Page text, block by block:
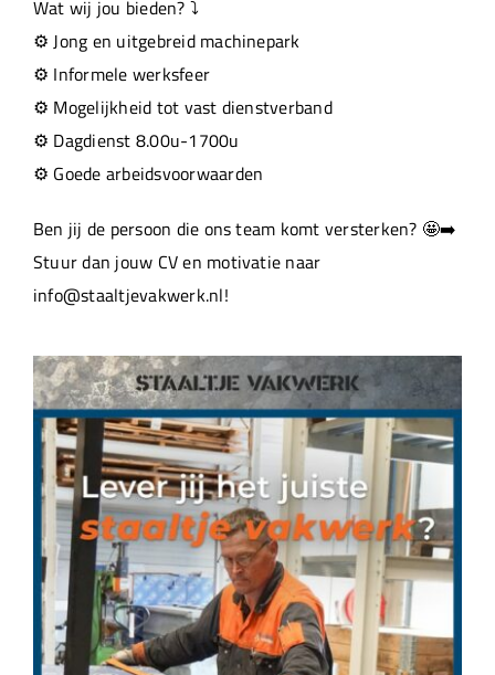
Wat wij jou bieden? ⤵️
⚙️ Jong en uitgebreid machinepark
⚙️ Informele werksfeer
⚙️ Mogelijkheid tot vast dienstverband
⚙️ Dagdienst 8.00u-1700u
⚙️ Goede arbeidsvoorwaarden
Ben jij de persoon die ons team komt versterken? 🤩➡️
Stuur dan jouw CV en motivatie naar
info@staaltjevakwerk.nl!